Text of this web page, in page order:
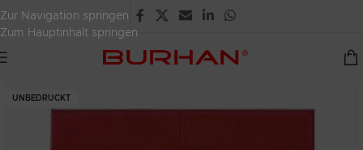
Zur Navigation springen
Zum Hauptinhalt springen
UNBEDRUCKT